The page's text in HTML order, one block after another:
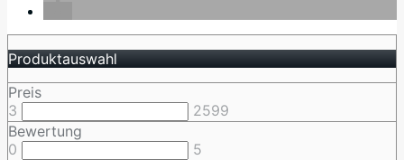
Produktauswahl
Preis
3
2599
Bewertung
0
5